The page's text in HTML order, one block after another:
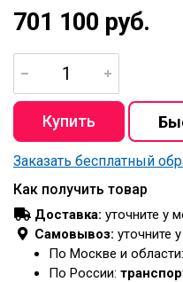
701 100 руб.
Заказать бесплатный
Как получить товар
Доставка: уточните у
Самовывоз: уточните
По Москве и области:
По России: